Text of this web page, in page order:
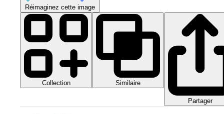
Réimaginez cette image
Collection Similaire
Partager